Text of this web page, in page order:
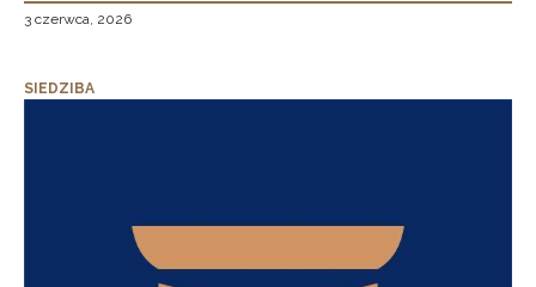
3 czerwca, 2026
SIEDZIBA